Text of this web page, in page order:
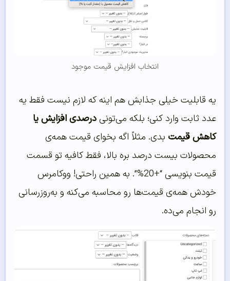
انتخاب افزایش قیمت موجود
یه قابلیت خیلی جذابش هم اینه که لازم نیست فقط یه
عدد ثابت وارد کنی؛ بلکه می‌تونیدرصدی افزایش یا
کاهش قیمت بدی. مثلاً اگه بخوای قیمت همه‌ی
محصولات بیست درصد بره بالا، فقط کافیه تو قسمت
قیمت بنویسی “+20%”. به همین راحتی! ووکامرس
خودش همه‌ی قیمت‌ها رو محاسبه می‌کنه و به‌روزرسانی
رو انجام می‌ده.